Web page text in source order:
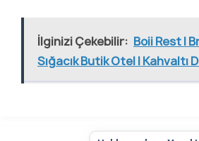
İlginizi Çekebilir: Boii Rest |
Sığacık Butik Otel | Kahvaltı